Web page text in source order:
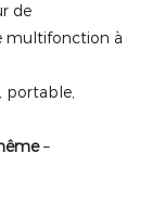
de
multifonction à
portable,
–